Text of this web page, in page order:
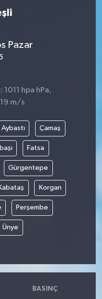
Pazar
1011 hpa hPa,
m/s
Aybastı Çamaş
Fatsa
Gürgentepe
Korgan
Perşembe
Ünye
BASINÇ